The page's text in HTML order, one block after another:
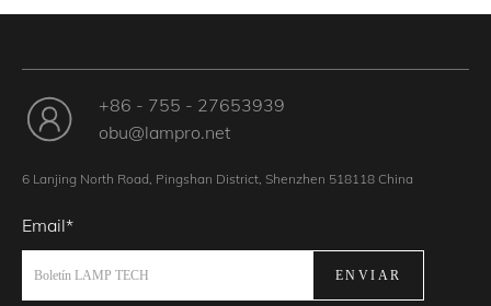
+86 - 755 - 27653939
obu@lampro.net
6 Lanjing North Road, Pingshan District, Shenzhen 518118 China
Email*
Boletín LAMP TECH ENVIAR